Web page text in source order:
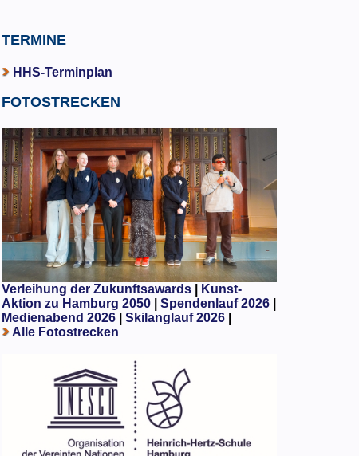
TERMINE
HHS-Terminplan
FOTOSTRECKEN
Verleihung der Zukunftsawards|
Kunst-
Aktion zu Hamburg 2050
Spendenlauf 2026|
Medienabend 2026| Skilanglauf 2026|
Alle Fotostrecken